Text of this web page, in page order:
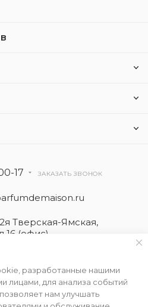
17 ЗАКАЗАТЬ ЗВОНОК
Тверская-Ямская,
д.16 (офис)
разработанные нашими
лицами, для анализа событий
нам улучшать